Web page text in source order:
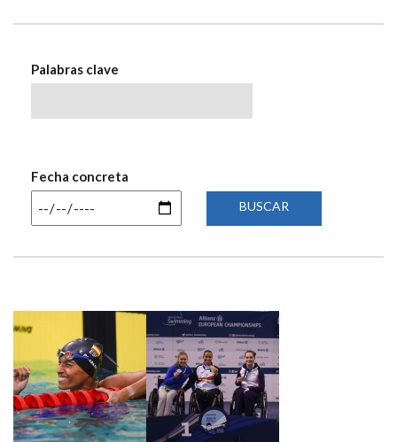
Palabras clave
Fecha concreta